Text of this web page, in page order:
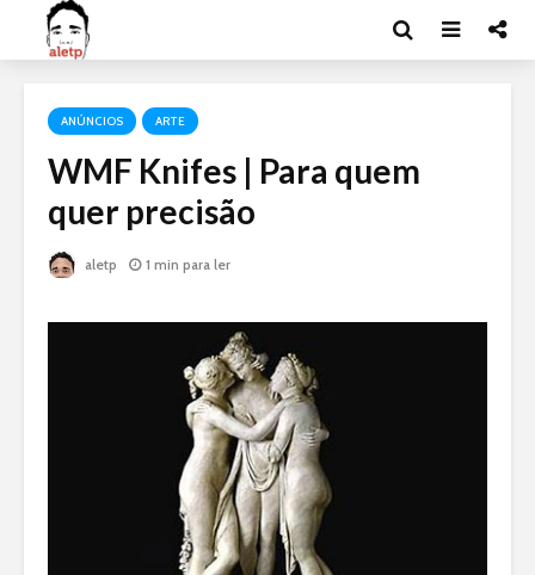
ANÚNCIOS ARTE
WMF Knifes | Para quem
quer precisão
aletp 1 min para ler